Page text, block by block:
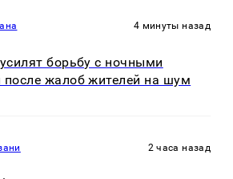
4 минуты назад
борьбу с ночными
жалоб жителей на шум
2 часа назад